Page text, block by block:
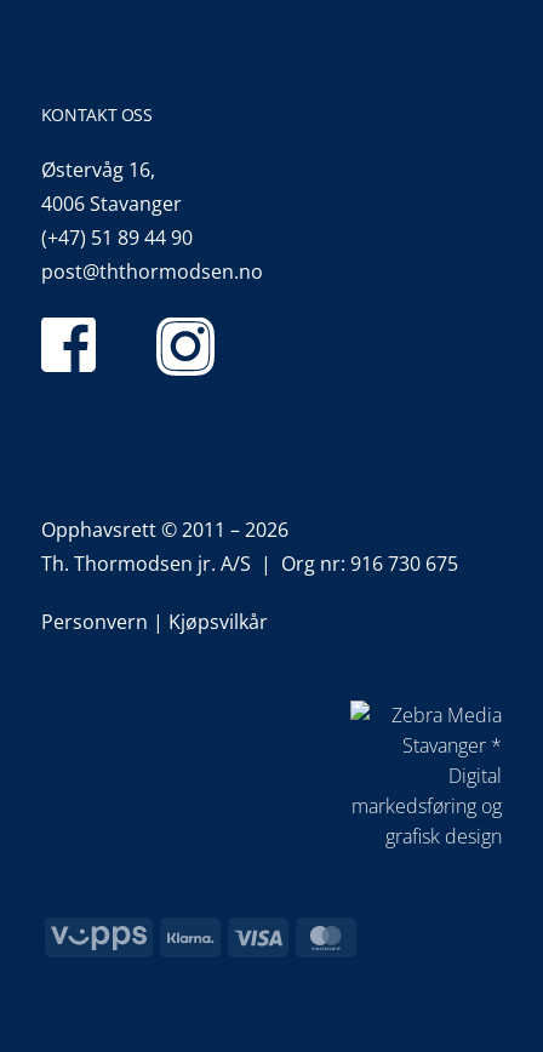
KONTAKT OSS
Østervåg 16,
4006 Stavanger
(+47) 51 89 44 90
post@ththormodsen.no
Opphavsrett © 2011 – 2026
Th. Thormodsen jr. A/S | Org nr: 916 730 675
Personvern | Kjøpsvilkår
Vipps Klarna Visa